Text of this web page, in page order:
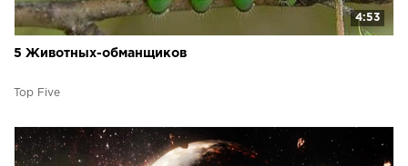
4:53
5 Животных-обманщиков
Top Five